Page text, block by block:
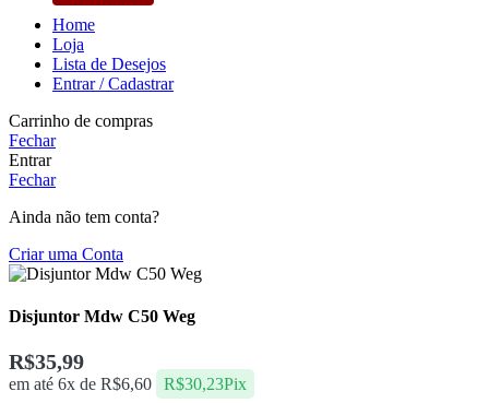
Home
Loja
Lista de Desejos
Entrar / Cadastrar
Carrinho de compras
Fechar
Entrar
Fechar
Ainda não tem conta?
Criar uma Conta
Disjuntor Mdw C50 Weg
R$35,99
em até 6x de R$6,60 R$30,23Pix